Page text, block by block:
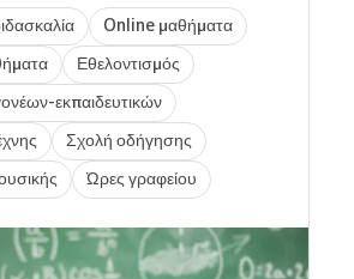
Online μαθήματα
Εθελοντισμός
εκπαιδευτικών
Σχολή οδήγησης
Ώρες γραφείου